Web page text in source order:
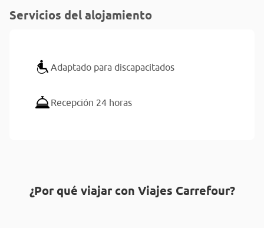
Servicios del alojamiento
Adaptado para discapacitados
Recepción 24 horas
¿Por qué viajar con Viajes Carrefour?